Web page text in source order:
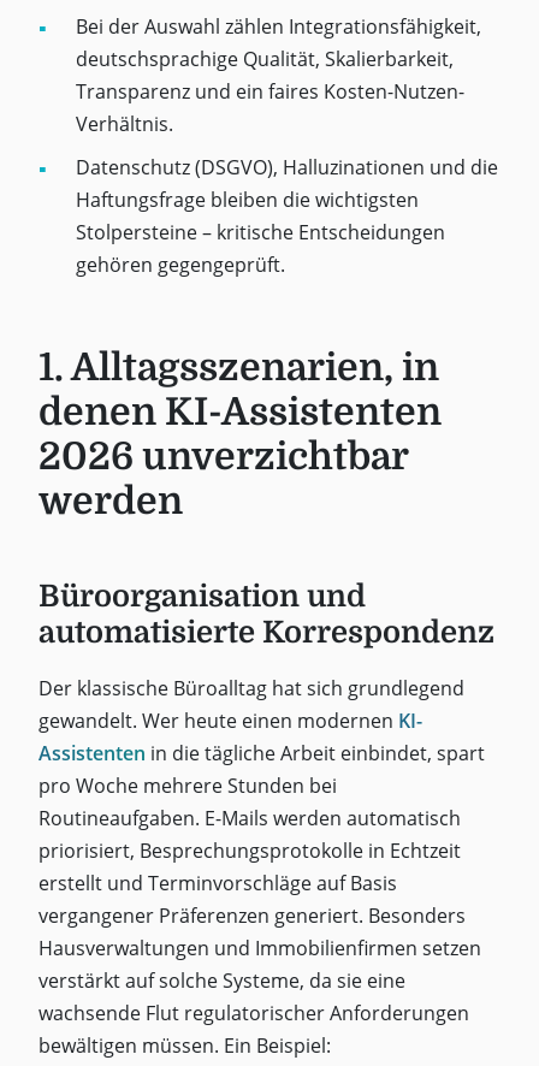
Bei der Auswahl zählen Integrationsfähigkeit,
deutschsprachige Qualität, Skalierbarkeit,
Transparenz und ein faires Kosten-Nutzen-
Verhältnis.
Datenschutz (DSGVO), Halluzinationen und die
Haftungsfrage bleiben die wichtigsten
Stolpersteine – kritische Entscheidungen
gehören gegengeprüft.
1. Alltagsszenarien, in
denen KI-Assistenten
2026 unverzichtbar
werden
Büroorganisation und
automatisierte Korrespondenz
Der klassische Büroalltag hat sich grundlegend
gewandelt. Wer heute einen modernen KI-
Assistenten in die tägliche Arbeit einbindet, spart
pro Woche mehrere Stunden bei
Routineaufgaben. E-Mails werden automatisch
priorisiert, Besprechungsprotokolle in Echtzeit
erstellt und Terminvorschläge auf Basis
vergangener Präferenzen generiert. Besonders
Hausverwaltungen und Immobilienfirmen setzen
verstärkt auf solche Systeme, da sie eine
wachsende Flut regulatorischer Anforderungen
bewältigen müssen. Ein Beispiel: